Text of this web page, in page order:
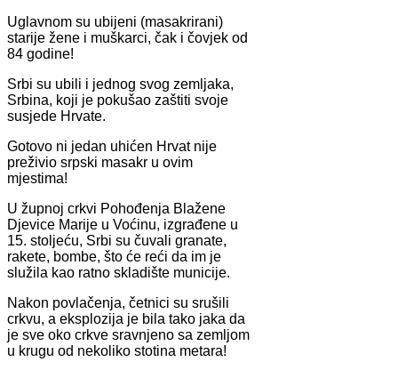
Uglavnom su ubijeni (masakrirani)
starije žene i muškarci, čak i čovjek od
84 godine!
Srbi su ubili i jednog svog zemljaka,
Srbina, koji je pokušao zaštiti svoje
susjede Hrvate.
Gotovo ni jedan uhićen Hrvat nije
preživio srpski masakr u ovim
mjestima!
U župnoj crkvi Pohođenja Blažene
Djevice Marije u Voćinu, izgrađene u
15. stoljeću, Srbi su čuvali granate,
rakete, bombe, što će reći da im je
služila kao ratno skladište municije.
Nakon povlačenja, četnici su srušili
crkvu, a eksplozija je bila tako jaka da
je sve oko crkve sravnjeno sa zemljom
u krugu od nekoliko stotina metara!